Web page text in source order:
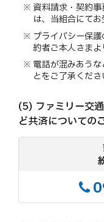
資料請求・契約
は、当組合にてお
プライバシー保
約者ご本人さまよ
電話が混みあう
とをご了承くださ
ファミリー交
ど共済についての